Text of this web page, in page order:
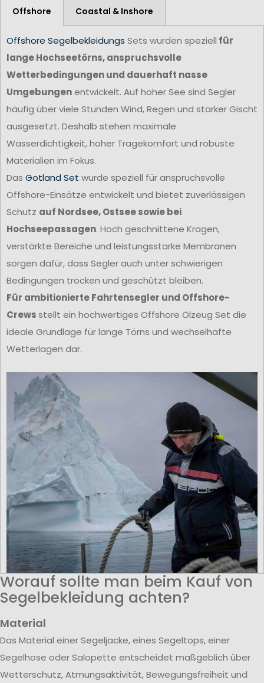
Offshore Coastal & Inshore
Offshore Segelbekleidungs Sets wurden speziell für
lange Hochseetörns, anspruchsvolle
Wetterbedingungen und dauerhaft nasse
Umgebungenentwickelt. Auf hoher See sind Segler
häufig über viele Stunden Wind, Regen und starker Gischt
ausgesetzt. Deshalb stehen maximale
Wasserdichtigkeit, hoher Tragekomfort und robuste
Materialien im Fokus.
Das Gotland Set wurde speziell für anspruchsvolle
Offshore-Einsätze entwickelt und bietet zuverlässigen
Schutz auf Nordsee, Ostsee sowie bei
Hochseepassagen. Hoch geschnittene Kragen,
verstärkte Bereiche und leistungsstarke Membranen
sorgen dafür, dass Segler auch unter schwierigen
Bedingungen trocken und geschützt bleiben.
Für ambitionierte Fahrtensegler und Offshore-
Crewsstellt ein hochwertiges Offshore Ölzeug Set die
ideale Grundlage für lange Törns und wechselhafte
Wetterlagen dar.
Worauf sollte man beim Kauf von
Segelbekleidung achten?
Material
Das Material einer Segeljacke, eines Segeltops, einer
Segelhose oder Salopette entscheidet maßgeblich über
Wetterschutz, Atmungsaktivität, Bewegungsfreiheit und